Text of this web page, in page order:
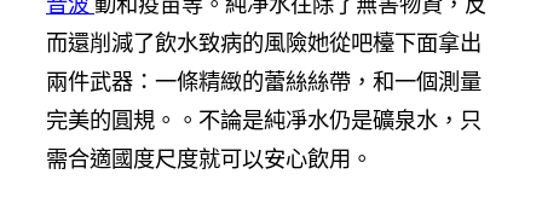
而還削減了飲水致病的風險她從吧檯下面拿出
兩件武器：一條精緻的蕾絲絲帶，和一個測量
完美的圓規。。不論是純凈水仍是礦泉水，只
需合適國度尺度就可以安心飲用。